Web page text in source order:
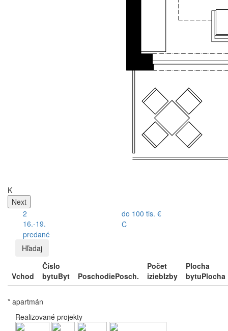
K
Next
2
do 100 tis. €
16.-19.
C
predané
Hľadaj
Vchod
Číslo
bytuByt PoschodiePosch.
Počet
iziebIzby
Plocha
bytuPlocha
* apartmán
Realizované projekty